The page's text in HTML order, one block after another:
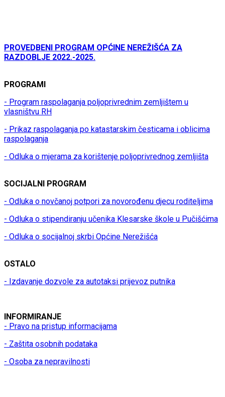
PROVEDBENI PROGRAM OPĆINE NEREŽIŠĆA ZA
RAZDOBLJE 2022.-2025.
PROGRAMI
- Program raspolaganja poljoprivrednim zemljištem u
vlasništvu RH
- Prikaz raspolaganja po katastarskim česticama i oblicima
raspolaganja
- Odluka o mjerama za korištenje poljoprivrednog zemljišta
SOCIJALNI PROGRAM
- Odluka o novčanoj potpori za novorođenu djecu roditeljima
- Odluka o stipendiranju učenika Klesarske škole u Pučišćima
- Odluka o socijalnoj skrbi Općine Nerežišća
OSTALO
- Izdavanje dozvole za autotaksi prijevoz putnika
INFORMIRANJE
- Pravo na pristup informacijama
- Zaštita osobnih podataka
- Osoba za nepravilnosti